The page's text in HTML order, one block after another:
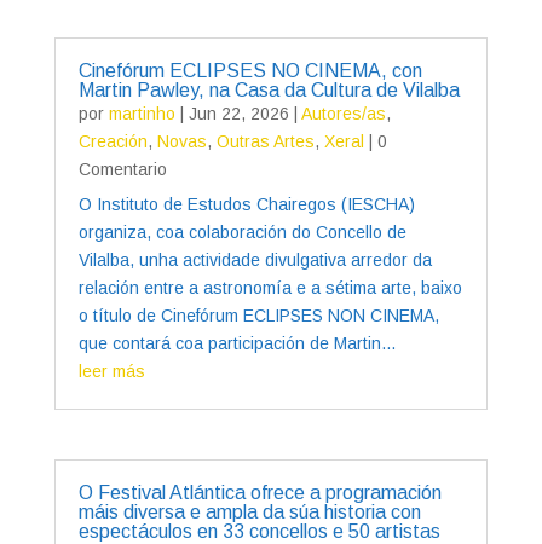
Cinefórum ECLIPSES NO CINEMA, con
Martin Pawley, na Casa da Cultura de Vilalba
por martinho Jun 22, 2026 Autores/as,
Creación, Novas, Outras Artes, Xeral
| 0
Comentario
O Instituto de Estudos Chairegos (IESCHA)
organiza, coa colaboración do Concello de
Vilalba, unha actividade divulgativa arredor da
relación entre a astronomía e a sétima arte, baixo
o título de Cinefórum ECLIPSES NON CINEMA,
que contará coa participación de Martin...
leer más
O Festival Atlántica ofrece a programación
máis diversa e ampla da súa historia con
espectáculos en 33 concellos e 50 artistas